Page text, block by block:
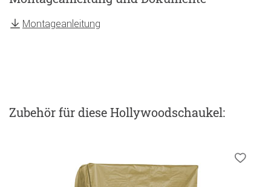
Montageanleitung
Zubehörfür diese Hollywoodschaukel: